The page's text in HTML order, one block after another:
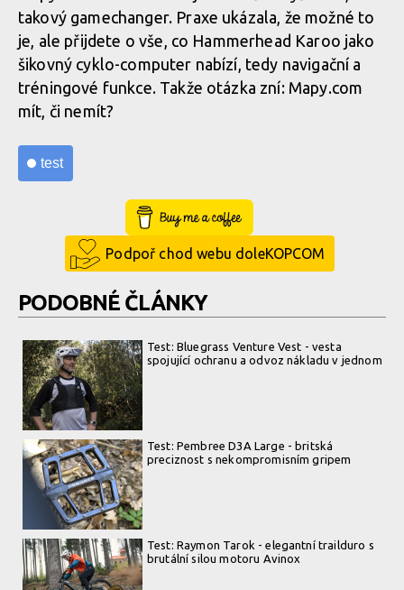
takový gamechanger. Praxe ukázala, že možné to
je, ale přijdete o vše, co Hammerhead Karoo jako
šikovný cyklo-computer nabízí, tedy navigační a
tréningové funkce. Takže otázka zní: Mapy.com
mít, či nemít?
test
Buy Me a Coffee
Podpoř chod webu doleKOPCOM
PODOBNÉ ČLÁNKY
Test: Bluegrass Venture Vest - vesta
spojující ochranu a odvoz nákladu v jednom
Test: Pembree D3A Large - britská
preciznost s nekompromisním gripem
Test: Raymon Tarok - elegantní trailduro s
brutální silou motoru Avinox